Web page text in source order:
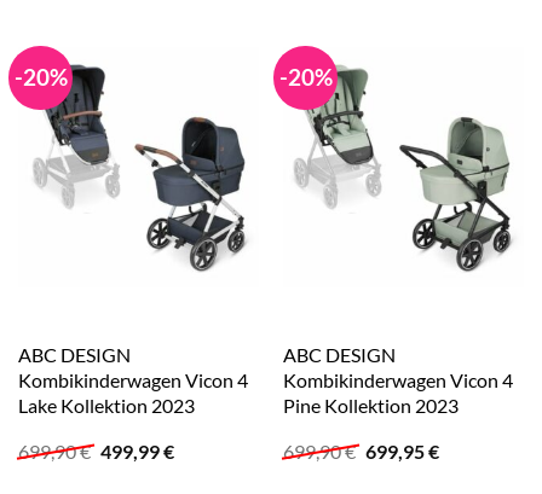
-20%
ABC DESIGN
Kombikinderwagen Vicon 4
Lake Kollektion 2023
699,90€ Ursprünglicher
Preis
499,99€Aktueller
-20%
ABC DESIGN
Kombikinderwagen Vicon 4
Pine Kollektion 2023
699,90€ Ursprünglicher
Preis
699,95€Aktueller